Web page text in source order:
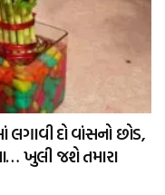
લગાવી દો વાંસનો છોડ,
ખુલી જશે તમારા